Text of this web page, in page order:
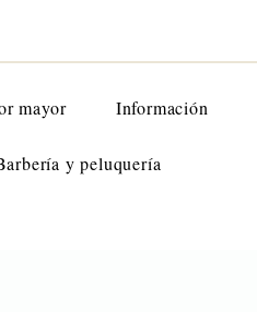
mayor Información
y peluquería